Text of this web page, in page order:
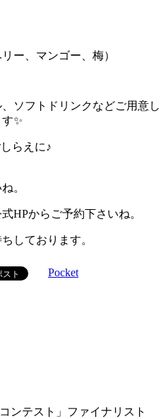
ー、マンゴー、梅）
ソフトドリンクなどご用意し
✨
らえに♪
。
HPからご予約下さいね。
しております。
Pocket
ンテスト」ファイナリスト